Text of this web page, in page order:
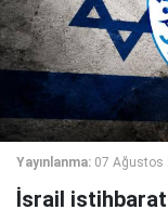
Yayınlanma: 07 Ağustos
İsrail istihbarat